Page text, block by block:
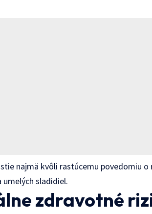
najmä kvôli rastúcemu povedomiu o
umelých sladidiel.
zdravotné